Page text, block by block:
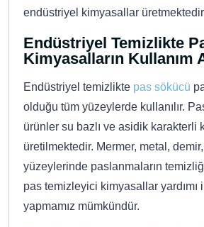
endüstriyel kimyasallar
Endüstriyel Temizlikte
Kimyasalların Kullanım
Endüstriyel temizlikte pas sökücü
olduğu tüm yüzeylerde kullanılır.
ürünler su bazlı ve asidik karakterli
üretilmektedir. Mermer, metal, demir,
yüzeylerinde paslanmaların
pas temizleyici kimyasallar yardımı
yapmamız mümkündür.